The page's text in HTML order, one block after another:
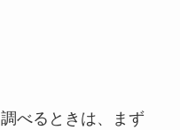
べるときは、まず